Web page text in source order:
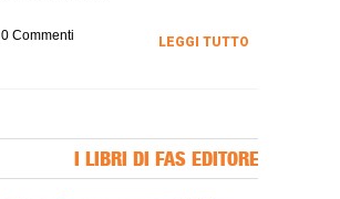
0 Commenti LEGGI TUTTO
I LIBRI DI FAS EDITORE